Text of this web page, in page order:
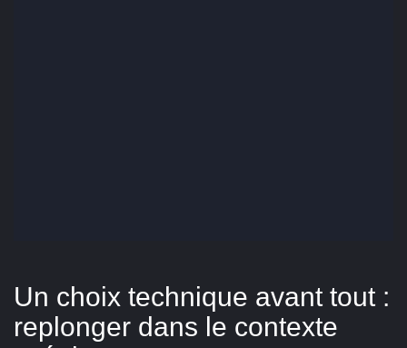
Un choix technique avant tout :
replonger dans le contexte